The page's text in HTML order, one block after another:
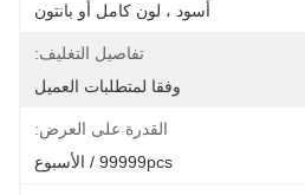
أسود ، لون كامل أو بانتون
تفاصيل التغليف:
وفقا لمتطلبات العميل
القدرة على العرض:
99999pcs / الأسبوع